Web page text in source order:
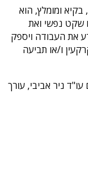
ומומלץ, הוא
שקט נפשי ואת
את העבודה ויספק
ו/או תביעה
ניר אביבי, עורך